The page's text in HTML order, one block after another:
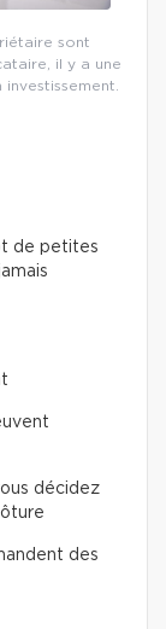
sont
il y a une
de petites
décidez
des